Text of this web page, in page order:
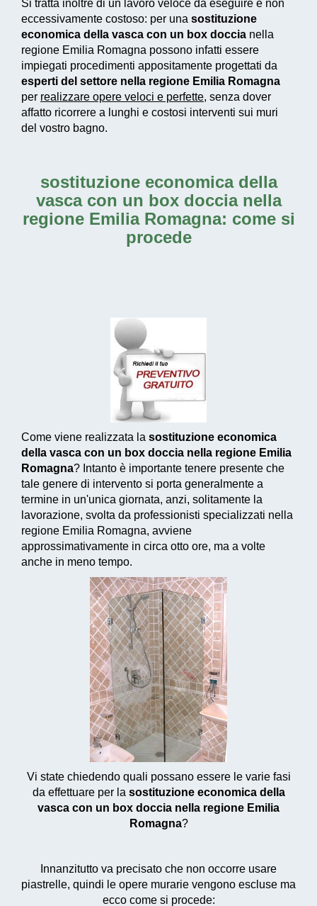
Si tratta inoltre di un lavoro veloce da eseguire e non
eccessivamente costoso: per una sostituzione
economica della vasca con un box doccia nella
regione Emilia Romagna possono infatti essere
impiegati procedimenti appositamente progettati da
esperti del settore nella regione Emilia Romagna
per realizzare opere veloci e perfette, senza dover
affatto ricorrere a lunghi e costosi interventi sui muri
del vostro bagno.
sostituzione economica della
vasca con un box doccia nella
regione Emilia Romagna: come si
procede
Come viene realizzata la sostituzione economica
della vasca con un box doccia nella regione Emilia
Romagna? Intanto è importante tenere presente che
tale genere di intervento si porta generalmente a
termine in un'unica giornata, anzi, solitamente la
lavorazione, svolta da professionisti specializzati nella
regione Emilia Romagna, avviene
approssimativamente in circa otto ore, ma a volte
anche in meno tempo.
Vi state chiedendo quali possano essere le varie fasi
da effettuare per la sostituzione economica della
vasca con un box doccia nella regione Emilia
Romagna?
Innanzitutto va precisato che non occorre usare
piastrelle, quindi le opere murarie vengono escluse ma
ecco come si procede: